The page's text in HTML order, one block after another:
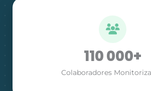
110 000+
Colaboradores